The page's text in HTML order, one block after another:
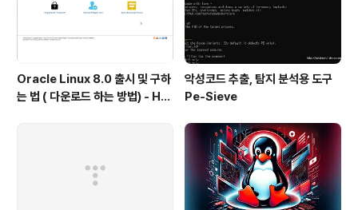
Oracle Linux 8.0 출시 및 구하
는 법 ( 다운로드 하는 방법) - Ho
악성코드 추출, 탐지 분석용 도구
Pe-Sieve